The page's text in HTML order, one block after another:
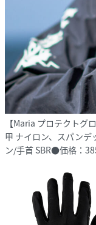
【Maria プロテクト
甲 ナイロン、スパン
ン/手首 SBR●価格：